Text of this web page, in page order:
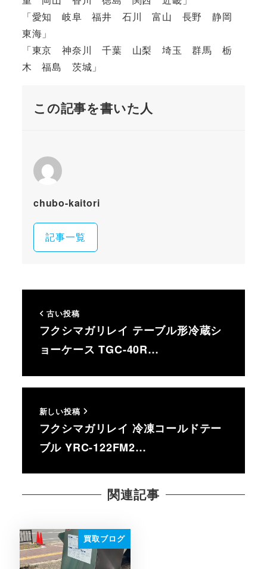
「愛知 岐阜 福井 石川 富山 長野 静岡
東海」
「東京 神奈川 千葉 山梨 埼玉 群馬 栃
木 福島 茨城」
この記事を書いた人
chubo-kaitori
記事一覧
古い投稿
フクシマガリレイ テーブル形冷蔵シ
ョーケース TGC-40R…
新しい投稿
フクシマガリレイ 冷凍コールドテー
ブル YRC-122FM2…
関連記事
買取ブログ